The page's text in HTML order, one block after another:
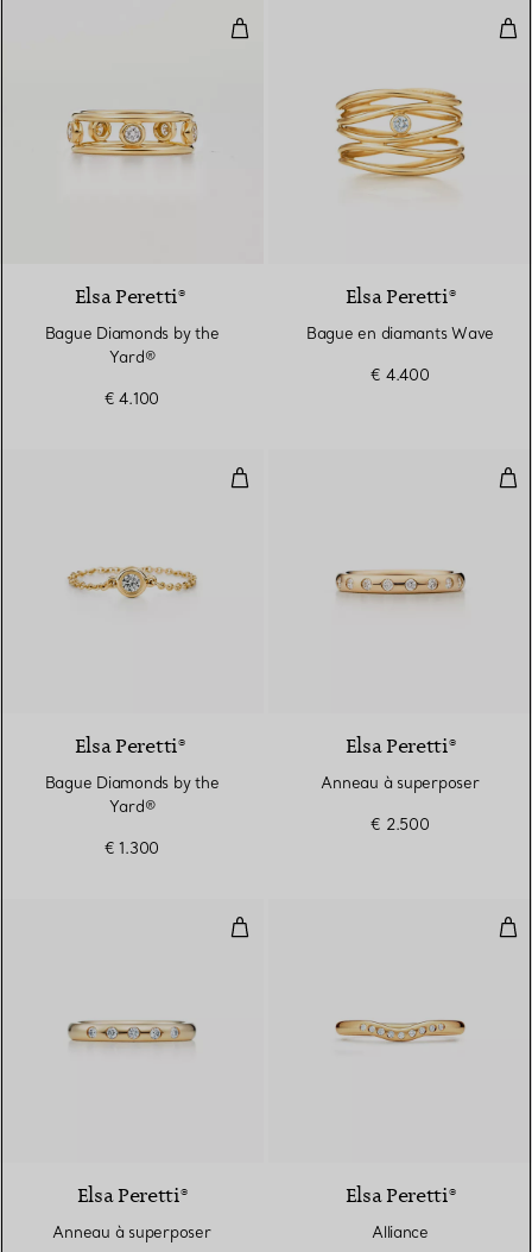
Bague Diamonds by the Yard®
Elsa Peretti®
Bague Diamonds by the
Yard®
€ 4.100
Elsa Peretti®
Bague en diamants Wave
€ 4.400
Bague Diamonds by the Yard®
Elsa Peretti®
Bague Diamonds by the
Yard®
€ 1.300
Elsa Peretti®
Anneau à superposer
€ 2.500
Anneau à superposer
Elsa Peretti®
Anneau à superposer
Elsa Peretti®
Alliance